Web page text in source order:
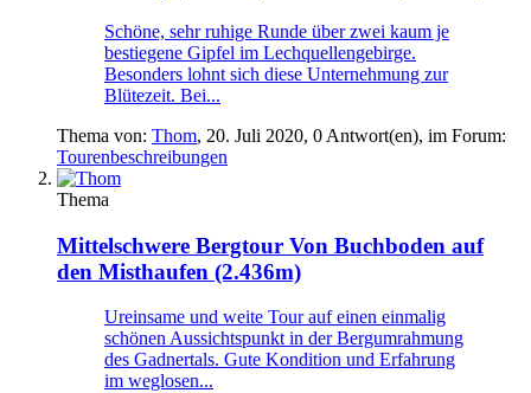
Schöne, sehr ruhige Runde über zwei kaum je
bestiegene Gipfel im Lechquellengebirge.
Besonders lohnt sich diese Unternehmung zur
Blütezeit. Bei...
Thema von: Thom, 20. Juli 2020, 0 Antwort(en), im Forum:
Tourenbeschreibungen
Thema
Mittelschwere Bergtour Von Buchboden auf
den Misthaufen (2.436m)
Ureinsame und weite Tour auf einen einmalig
schönen Aussichtspunkt in der Bergumrahmung
des Gadnertals. Gute Kondition und Erfahrung
im weglosen...